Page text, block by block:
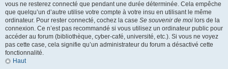
vous ne resterez connecté que pendant une durée déterminée. Cela empêche
que quelqu’un d’autre utilise votre compte à votre insu en utilisant le même
ordinateur. Pour rester connecté, cochez la case Se souvenir de moi lors de la
connexion. Ce n’est pas recommandé si vous utilisez un ordinateur public pour
accéder au forum (bibliothèque, cyber-café, université, etc.). Si vous ne voyez
pas cette case, cela signifie qu’un administrateur du forum a désactivé cette
fonctionnalité.
Haut